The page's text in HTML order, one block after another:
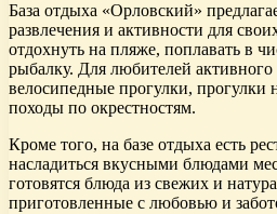
База отдыха «Орловский»
развлечения и активности для
отдохнуть на пляже, поплавать в
рыбалку. Для любителей активного
велосипедные прогулки, прогулки
походы по окрестностям.
Кроме того, на базе отдыха есть
насладиться вкусными блюдами
готовятся блюда из свежих и
приготовленные с любовью и